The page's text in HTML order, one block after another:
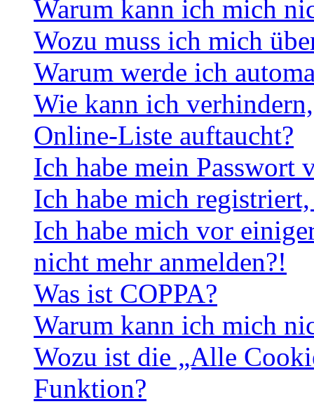
Warum kann ich mich
Wozu muss ich mich
Warum werde ich
Wie kann ich
Online-Liste auftaucht?
Ich habe mein Passwort
Ich habe mich
Ich habe mich vor
nicht mehr anmelden?!
Was ist COPPA?
Warum kann ich mich
Wozu ist die „Alle
Funktion?